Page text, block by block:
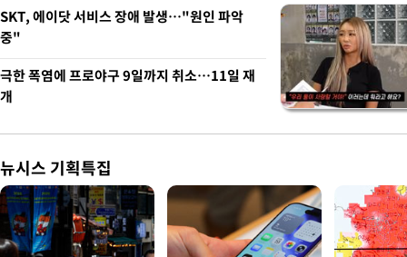
SKT, 에이닷 서비스 장애 발생…"원인 파악
중"
극한 폭염에 프로야구 9일까지 취소…11일 재
개
뉴시스 기획특집